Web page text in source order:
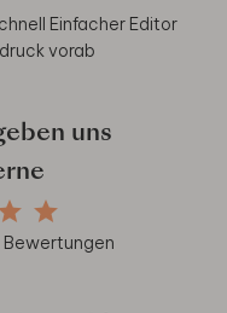
Einfacher Editor
vorab
uns
Bewertungen